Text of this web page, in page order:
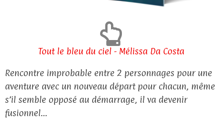
Tout le bleu du ciel - Mélissa Da Costa
Rencontre improbable entre 2 personnages pour une
aventure avec un nouveau départ pour chacun, même
s’il semble opposé au démarrage, il va devenir
fusionnel…